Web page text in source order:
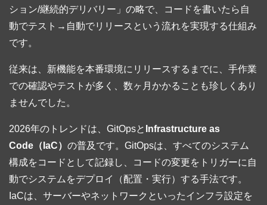
ション/継続的デリバリー」の略で、コードを書いたら自
動でテスト→自動でリリースという流れを実現する仕組み
です。
従来は、新機能を本番環境にリリースするまでに、手作業
での確認やテストが多く、数ヶ月かかることも珍しくあり
ませんでした。
2026年のトレンドは、GitOpsと Infrastructure as
Code（IaC） の普及です。GitOpsは、すべてのシステム
構成をコードとして記録し、コードの変更をトリガーに自
動でシステムをデプロイ（配置・実行）する手法です。
IaCは、サーバーやネットワークといったインフラ設定を